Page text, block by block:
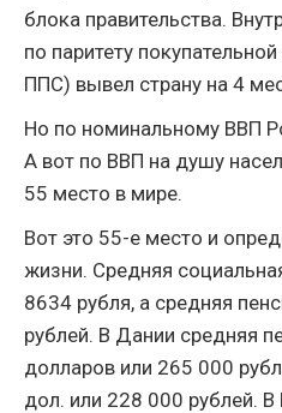
блока правительства.
по паритету
ППС) вывел страну на 4
Но по номинальному ВВП
А вот по ВВП на душу
55 место в мире.
Вот это 55-е место и
жизни. Средняя
8634 рубля, а средняя
рублей. В Дании средняя
долларов или 265 000
дол. или 228 000 рублей.